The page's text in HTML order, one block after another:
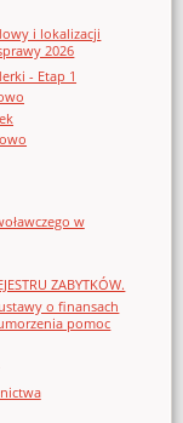
i lokalizacji
2026
- Etap 1
w
ZABYTKÓW.
o finansach
pomoc